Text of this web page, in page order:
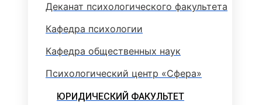
Деканат психологического факультета
Кафедра психологии
Кафедра общественных наук
Психологический центр «Сфера»
ЮРИДИЧЕСКИЙ ФАКУЛЬТЕТ